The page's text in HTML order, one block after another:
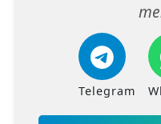
Telegram